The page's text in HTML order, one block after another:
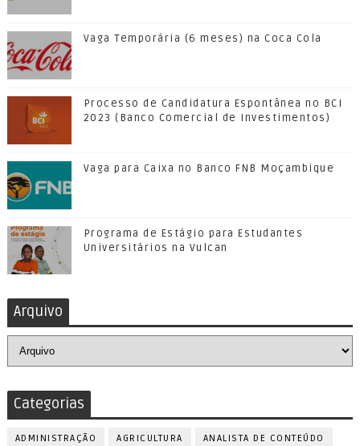
Vaga Temporária (6 meses) na Coca Cola
Processo de Candidatura Espontânea no BCI
2023 (Banco Comercial de Investimentos)
Vaga para Caixa no Banco FNB Moçambique
Programa de Estágio para Estudantes
Universitários na Vulcan
Arquivo
Categorias
ADMINISTRAÇÃO AGRICULTURA ANALISTA DE CONTEÚDO